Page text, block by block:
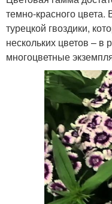
темно-красного цвета.
турецкой гвоздики,
нескольких цветов – в
многоцветные